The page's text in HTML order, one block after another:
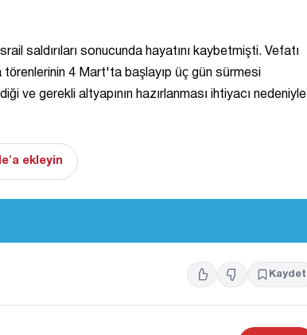
saldırıları sonucunda hayatını kaybetmişti. Vefatı
4 Mart'ta başlayıp üç gün sürmesi
ve gerekli altyapının hazırlanması ihtiyacı nedeniyle
ekleyin
Kaydet